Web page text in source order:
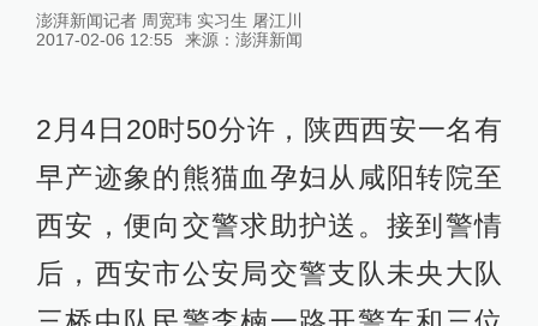
澎湃新闻记者 周宽玮 实习生 屠江川
2017-02-06 12:55
来源： 澎湃新闻
2月4日20时50分许，陕西西安一名有
早产迹象的熊猫血孕妇从咸阳转院至
西安，便向交警求助护送。接到警情
后，西安市公安局交警支队未央大队